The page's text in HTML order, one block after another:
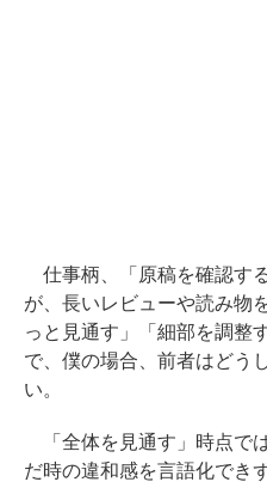
仕事柄、「原稿を確認す
が、長いレビューや読み物
っと見通す」「細部を調整
で、僕の場合、前者はどう
い。
「全体を見通す」時点で
だ時の違和感を言語化でき